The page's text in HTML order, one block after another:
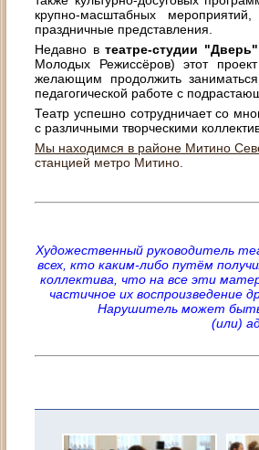
крупно-масштабных
праздничные представления.
Недавно втеатре-студии "Дверь"
Молодых Режиссёров) этот проект
желающим продолжить
педагогической работе с
Театр успешно сотрудничает со
с различными творческими
Мы находимся в районе Митино
станцией метро Митино.
Художественный руководитель
всех, кто каким-либо путём
коллектива, что на все эти
частичное их воспроизведение
Нарушитель может быть
(или)